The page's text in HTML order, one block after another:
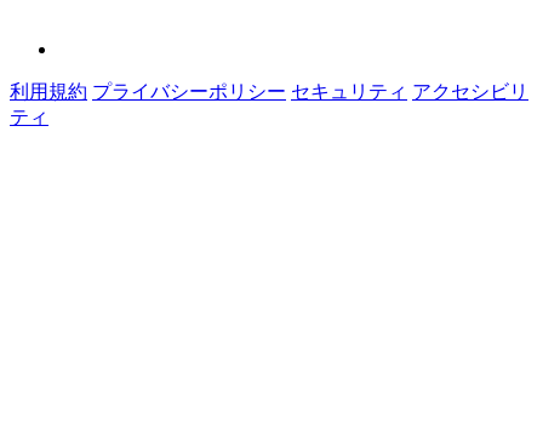
利用規約 プライバシーポリシー セキュリティ アクセシビリ
ティ